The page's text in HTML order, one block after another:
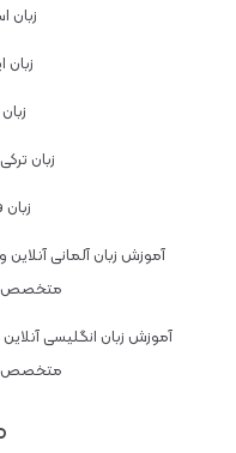
زبان
زبان
زبان
آموزش زبان آلمانی
متخصص
آموزش زبان انگلیسی
متخصص